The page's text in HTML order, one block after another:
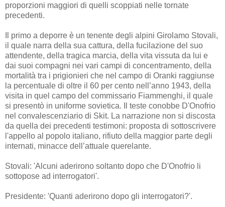
proporzioni maggiori di quelli scoppiati nelle tornate
precedenti.
Il primo a deporre è un tenente degli alpini Girolamo Stovali,
il quale narra della sua cattura, della fucilazione del suo
attendente, della tragica marcia, della vita vissuta da lui e
dai suoi compagni nei vari campi di concentramento, della
mortalità tra i prigionieri che nel campo di Oranki raggiunse
la percentuale di oltre il 60 per cento nell’anno 1943, della
visita in quel campo del commissario Fiammenghi, il quale
si presentò in uniforme sovietica. Il teste conobbe D'Onofrio
nel convalescenziario di Skit. La narrazione non si discosta
da quella dei precedenti testimoni: proposta di sottoscrivere
l'appello al popolo italiano, rifiuto della maggior parte degli
internati, minacce dell’attuale querelante.
Stovali: 'Alcuni aderirono soltanto dopo che D'Onofrio li
sottopose ad interrogatori'.
Presidente: 'Quanti aderirono dopo gli interrogatori?'.